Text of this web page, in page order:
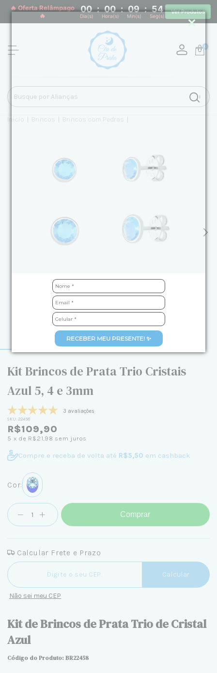
RECEBER MEU PRESENTE! ✨
🔥 Oferta Relâmpago
🔥
00 : 00 : 09 : 54
Dia(s) Hora(s) Min(s) Seg(s)
Ver Produtos
0
Início Brincos Brincos com Pedras
Kit Brincos de Prata Trio Cristais
Azul 5, 4 e 3mm
3 avaliações
SKU: 22458
R$109,90
5 x de R$21,98 sem juros
Compre e receba de volta até R$5,50 em cashback
Cor:
Comprar
Calcular Frete e Prazo
Entregas para o CEP:
Calcular
Não sei meu CEP
Kit de Brincos de Prata Trio de Cristal
Azul
Código do Produto: BR22458